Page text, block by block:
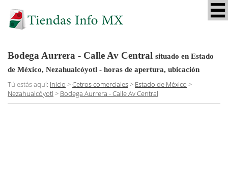
Bodega Aurrera - Calle Av Central situado en Estado
de México, Nezahualcóyotl - horas de apertura, ubicación
Tú estás aquí: Inicio >Cetros comerciales> Estado de México >
Nezahualcóyotl > Bodega Aurrera - Calle Av Central